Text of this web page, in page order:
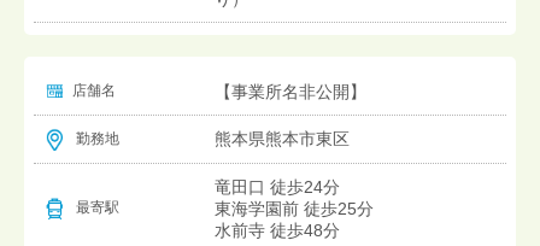
店舗名 【事業所名非公開】
勤務地 熊本県熊本市東区
最寄駅
竜田口 徒歩24分
東海学園前 徒歩25分
水前寺 徒歩48分